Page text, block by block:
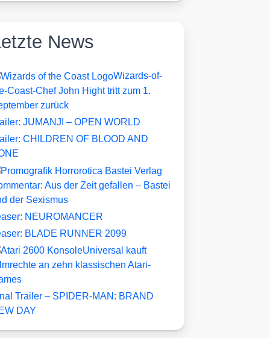
News
Wizards-of-
Coast-Chef John Hight tritt zum 1.
zurück
JUMANJI – OPEN WORLD
CHILDREN OF BLOOD AND
Aus der Zeit gefallen – Bastei
der Sexismus
NEUROMANCER
BLADE RUNNER 2099
Universal kauft
an zehn klassischen Atari-
Trailer – SPIDER-MAN: BRAND
DAY